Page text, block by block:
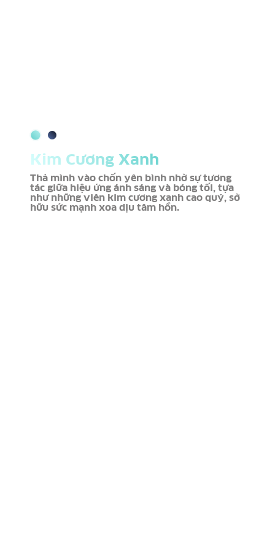
Kim Cương Xanh
Thả mình vào chốn yên bình nhờ sự tương
tác giữa hiệu ứng ánh sáng và bóng tối, tựa
như những viên kim cương xanh cao quý, sở
hữu sức mạnh xoa dịu tâm hồn.